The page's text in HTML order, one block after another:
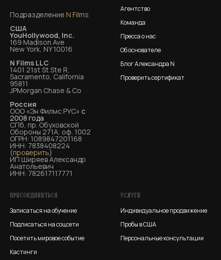
Подразделение N Films
США
YouHollywood, Inc.
169 Madison Ave
New York, NY 10016
N Films LLC
1401 21st St Ste R,
Sacramento, California
95811
JPMorgan Chase & Co
Россия
ООО «Эн Филмс РУС» с
2008 года
СПб, пр. Обуховской
Обороны 271А, оф. 1002
ОГРН: 1089847201168
ИНН: 7838408224
(проверить)
ИП Ширяев Александр
Анатольевич
ИНН: 782617117771
Агентство
Команда
Пресса о нас
Об основателе
Блог Александра N
Проверить сертификат
ПРИСОЕДИНИТЬСЯ
Записаться на обучение
Подписаться на соцсети
Посетить мировое событие
Кастинги
УСЛУГИ
Индивидуальное продвижение
Пробы в США
Персональные консультации